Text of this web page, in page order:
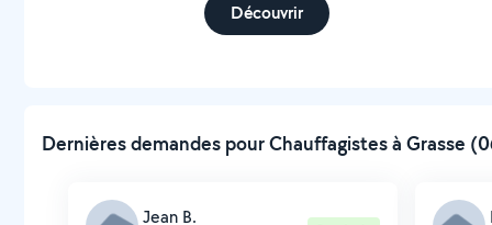
Découvrir
Dernières demandes pour Chauffagistes à Grasse
Jean B.